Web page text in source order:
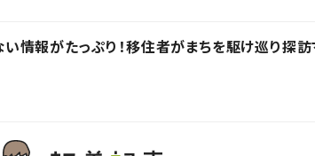
情報がたっぷり！移住者がまちを駆け巡り探